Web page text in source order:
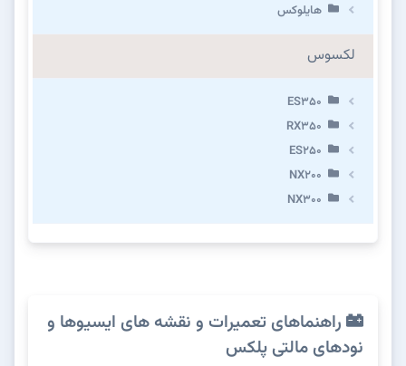
هایلوکس
لکسوس
ES350
RX350
ES250
NX200
NX300
راهنماهای تعمیرات و نقشه های ایسیوها و
نودهای مالتی پلکس